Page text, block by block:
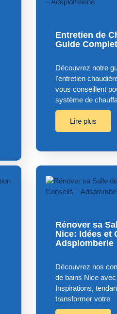
Entretien de
Guide
Découvrez notre
l'entretien
vous conseillent
système de
Lire plus
Rénover sa
Nice: Idées et
Adsplomberie
Découvrez nos
de bains Nice
Inspirations,
transformer votre